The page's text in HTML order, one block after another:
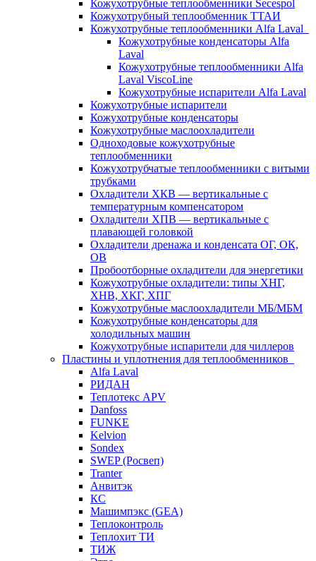
Кожухотрубные теплообменники Secespol
Кожухотрубный теплообменник ТТАИ
Кожухотрубные теплообменники Alfa Laval
Кожухотрубные конденсаторы Alfa
Laval
Кожухотрубные теплообменники Alfa
Laval ViscoLine
Кожухотрубные испарители Alfa Laval
Кожухотрубные испарители
Кожухотрубные конденсаторы
Кожухотрубные маслоохладители
Одноходовые кожухотрубные
теплообменники
Кожухотрубчатые теплообменники с витыми
трубками
Охладители ХКВ — вертикальные с
температурным компенсатором
Охладители ХПВ — вертикальные с
плавающей головкой
Охладители дренажа и конденсата ОГ, ОК,
ОВ
Пробоотборные охладители для энергетики
Кожухотрубные охладители: типы ХНГ,
ХНВ, ХКГ, ХПГ
Кожухотрубные маслоохладители МБ/МБМ
Кожухотрубные конденсаторы для
холодильных машин
Кожухотрубные испарители для чиллеров
Пластины и уплотнения для теплообменников
Alfa Laval
РИДАН
Теплотекс APV
Danfoss
FUNKE
Kelvion
Sondex
SWEP (Росвеп)
Tranter
Анвитэк
КС
Машимпэкс (GEA)
Теплоконтроль
Теплохит ТИ
ТИЖ